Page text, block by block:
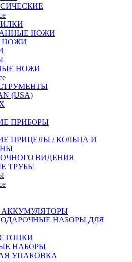
НОЖИ
НОЖИ
НОЖИ
(USA)
ПРИБОРЫ
ПРИЦЕЛЫ / КОЛЬЦА И
ВИДЕНИЯ
ТРУБЫ
АККУМУЛЯТОРЫ
НАБОРЫ ДЛЯ
НАБОРЫ
УПАКОВКА